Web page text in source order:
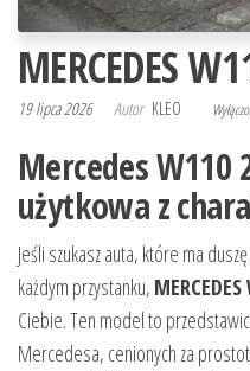
MERCEDES
19 lipca 2026 Autor KLEO
Mercedes W110
użytkowa z
Jeśli szukasz auta, które ma
każdym przystanku,
Ciebie. Ten model to
Mercedesa, cenionych za